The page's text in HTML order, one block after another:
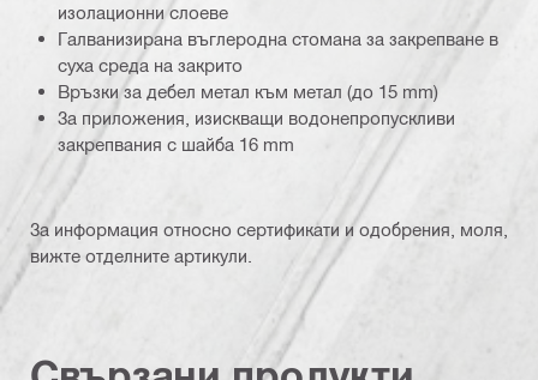
изолационни слоеве
Галванизирана въглеродна стомана за закрепване в
суха среда на закрито
Връзки за дебел метал към метал (до 15 mm)
За приложения, изискващи водонепропускливи
закрепвания с шайба 16 mm
За информация относно сертификати и одобрения, моля,
вижте отделните артикули.